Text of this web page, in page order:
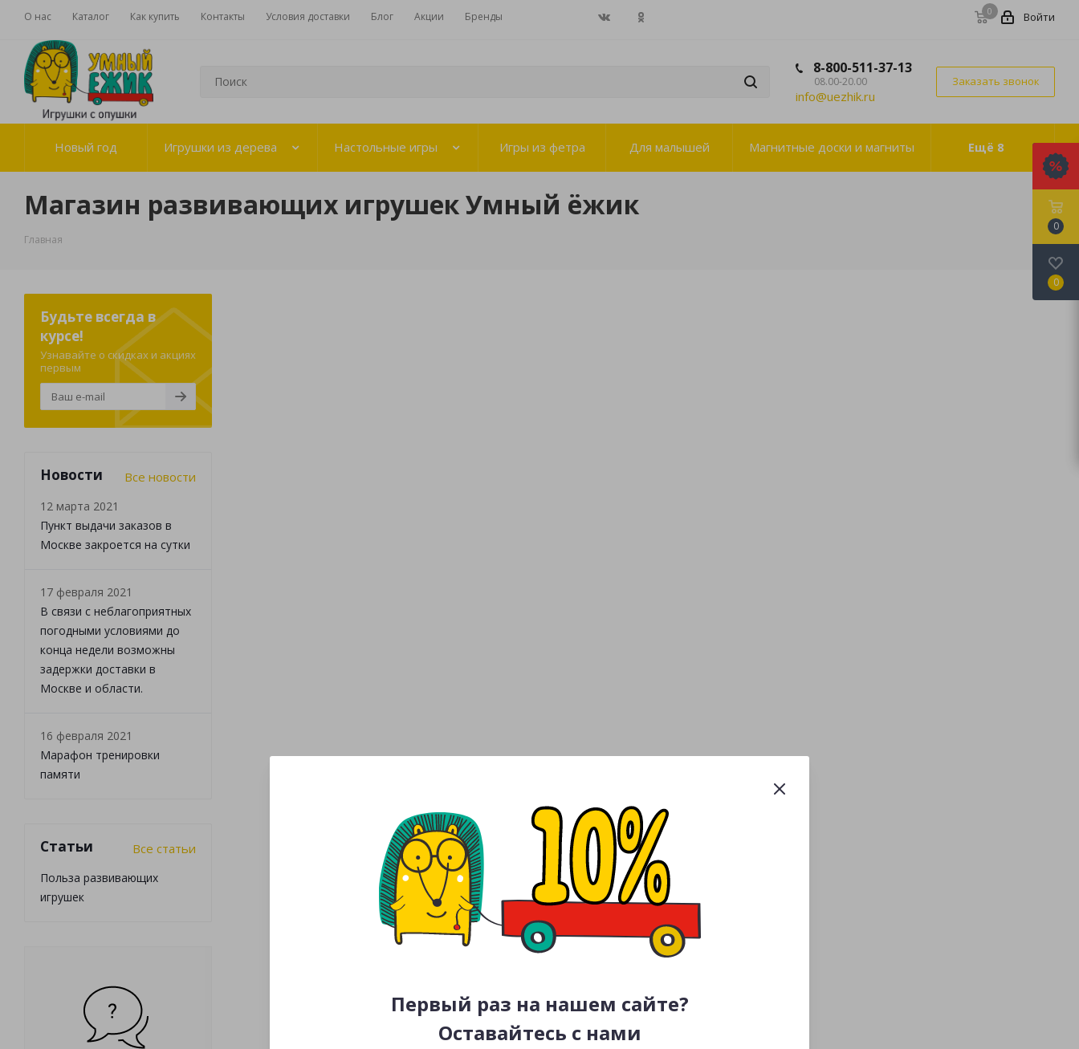
Первый раз на нашем сайте?
Оставайтесь с нами
О нас Каталог Как купить Контакты Условия доставки Блог Акции Бренды 0 Войти
8-800-511-37-13
08.00-20.00
info@uezhik.ru
Заказать звонок
Новый год Игрушки из дерева Настольные игры Игры из фетра Для малышей Магнитные доски и магниты Ещё 8
Магазин развивающих игрушек Умный ёжик
Главная
Будьте всегда в
курсе!
Узнавайте о скидках и акциях
первым
Новости Все новости
12 марта 2021
Пункт выдачи заказов в
Москве закроется на сутки
17 февраля 2021
В связи с неблагоприятных
погодными условиями до
конца недели возможны
задержки доставки в
Москве и области.
16 февраля 2021
Марафон тренировки
памяти
Статьи Все статьи
Польза развивающих
игрушек
0
0